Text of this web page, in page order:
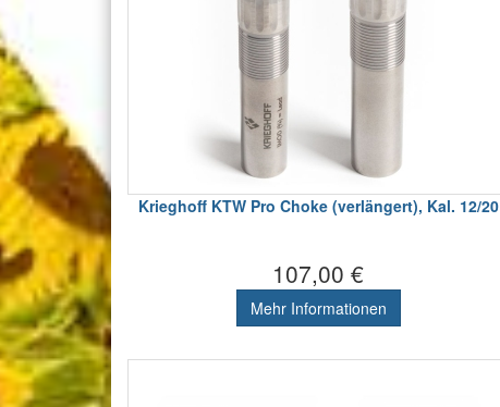
Krieghoff KTW Pro Choke (verlängert), Kal. 12/20
107,00 €
Mehr Informationen